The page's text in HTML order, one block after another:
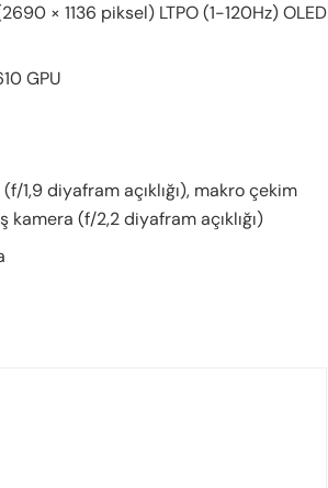
× 1136 piksel) LTPO (1-120Hz) OLED
GPU
1,9 diyafram açıklığı), makro çekim
(f/2,2 diyafram açıklığı)